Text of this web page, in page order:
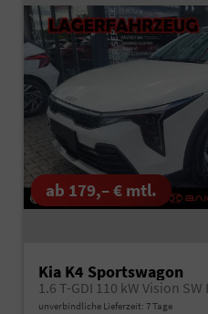
ab 179,– € mtl.
Kia K4 Sportswagon
unverbindliche Lieferzeit: 7 Tage